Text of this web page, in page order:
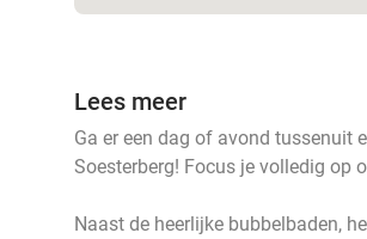
Lees meer
Ga er een dag of avond tussenuit
Soesterberg! Focus je volledig op
Naast de heerlijke bubbelbaden,